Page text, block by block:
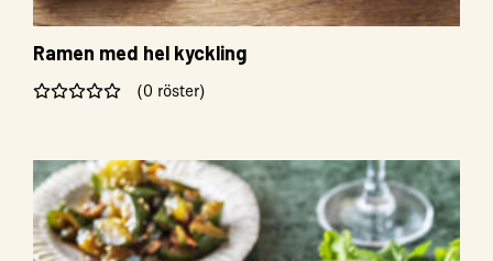
Ramen med hel kyckling
(0 röster)